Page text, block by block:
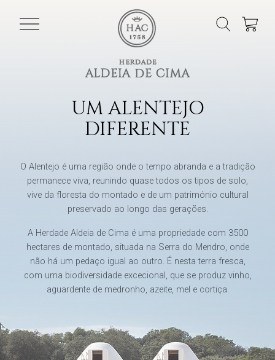
UM ALENTEJO
DIFERENTE
O Alentejo é uma região onde o tempo abranda e a tradição
permanece viva, reunindo quase todos os tipos de solo,
vive da floresta do montado e de um património cultural
preservado ao longo das gerações.
A Herdade Aldeia de Cima é uma propriedade com 3500
hectares de montado, situada na Serra do Mendro, onde
não há um pedaço igual ao outro. É nesta terra fresca,
com uma biodiversidade excecional, que se produz vinho,
aguardente de medronho, azeite, mel e cortiça.